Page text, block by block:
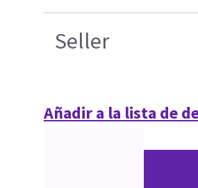
Seller
Añadir a la lista de